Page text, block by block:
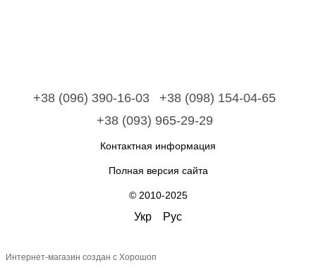
+38 (096) 390-16-03
+38 (098) 154-04-65
+38 (093) 965-29-29
Контактная информация
Полная версия сайта
© 2010-2025
Укр Рус
Интернет-магазин создан с Хорошоп